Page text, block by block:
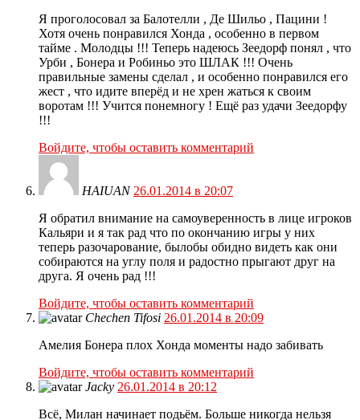
Я проголосовал за Балотелли , Де Шильо , Пацини !
Хотя очень понравился Хонда , особенно в первом
тайме . Молодцы !!! Теперь надеюсь Зеедорф понял , что
Урби , Бонера и Робиньо это ШЛАК !!! Очень
правильные замены сделал , и особенно понравился его
жест , что идите вперёд и не хрен жаться к своим
воротам !!! Учится понемногу ! Ещё раз удачи Зеедорфу
!!!
Войдите, чтобы оставить комментарий
HAIUAN 26.01.2014 в 20:07
Я обратил внимание на самоуверенность в лице игроков
Кальяри и я так рад что по окончанию игры у них
теперь разочарование, былобы обидно видеть как они
собираются на углу поля и радостно прыгают друг на
друга. Я очень рад !!!
Войдите, чтобы оставить комментарий
Chechen Tifosi 26.01.2014 в 20:09
Амелия Бонера плох Хонда моменты надо забивать
Войдите, чтобы оставить комментарий
Jacky 26.01.2014 в 20:12
Всё, Милан начинает подьём. Больше никогда нельзя